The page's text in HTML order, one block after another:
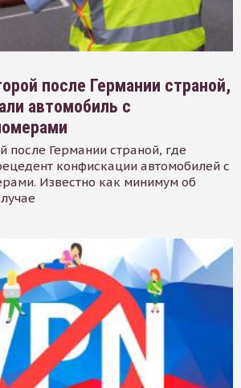
после Германии страной,
автомобиль с
после Германии страной, где
конфискации автомобилей с
Известно как минимум об